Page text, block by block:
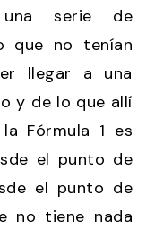
serie de
que no tenían
llegar a una
y de lo que allí
Fórmula 1 es
el punto de
el punto de
no tiene nada